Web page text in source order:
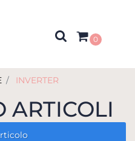
0
INVERTER
ARTICOLI